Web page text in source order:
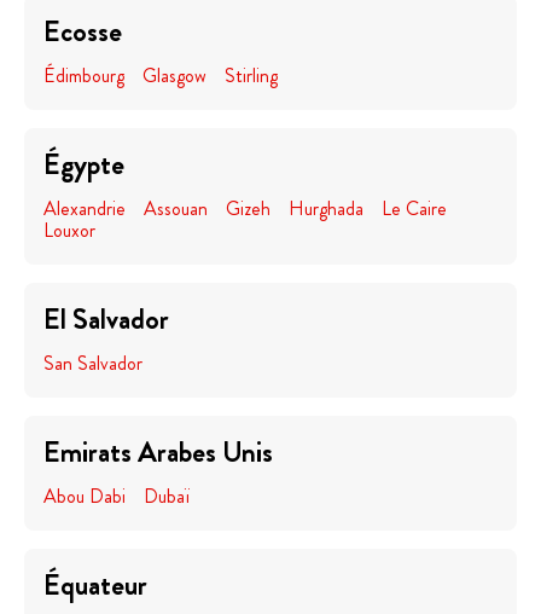
Ecosse
Édimbourg Glasgow Stirling
Égypte
Alexandrie Assouan Gizeh Hurghada Le Caire
Louxor
El Salvador
San Salvador
Emirats Arabes Unis
Abou Dabi Dubaï
Équateur